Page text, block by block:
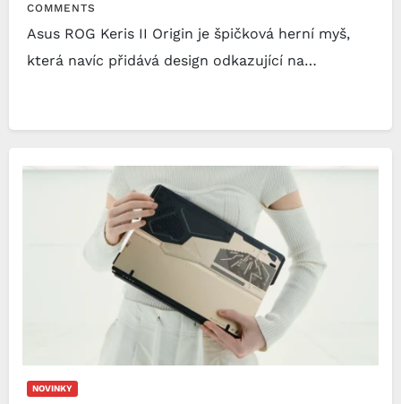
COMMENTS
Asus ROG Keris II Origin je špičková herní myš,
která navíc přidává design odkazující na…
NOVINKY